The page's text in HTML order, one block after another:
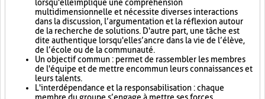
lorsqu'elle implique une compréhension
multidimensionnelle et nécessite diverses interactions
dans la discussion, l’argumentation et la réflexion autour
de la recherche de solutions. D'autre part, une tâche est
dite authentique lorsqu'elle s’ancre dans la vie de l’élève,
de l’école ou de la communauté.
Un objectif commun : permet de rassembler les membres
de l'équipe et de mettre en commun leurs connaissances et
leurs talents.
L'interdépendance et la responsabilisation : chaque